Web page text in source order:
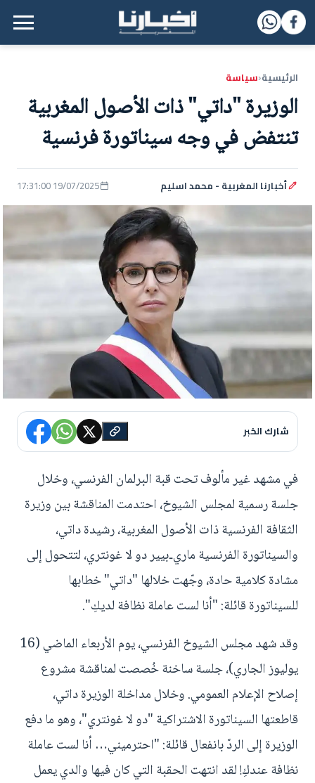
القائمة الرئيسية
الرئيسية‹سياسة
الوزيرة "داتي" ذات الأصول المغربية
تنتفض في وجه سيناتورة فرنسية
أخبارنا المغربية - محمد اسليم 19/07/2025 17:31:00
شارك الخبر
في مشهد غير مألوف تحت قبة البرلمان الفرنسي، وخلال
جلسة رسمية لمجلس الشيوخ، احتدمت المناقشة بين وزيرة
الثقافة الفرنسية ذات الأصول المغربية، رشيدة داتي،
والسيناتورة الفرنسية ماري‑بيير دو لا غونتري، لتتحول إلى
مشادة كلامية حادة، وجّهت خلالها "داتي" خطابها
للسيناتورة قائلة: "أنا لست عاملة نظافة لديكِ".
وقد شهد مجلس الشيوخ الفرنسي، يوم الأربعاء الماضي (16
يوليوز الجاري)، جلسة ساخنة خُصصت لمناقشة مشروع
إصلاح الإعلام العمومي. وخلال مداخلة الوزيرة داتي،
قاطعتها السيناتورة الاشتراكية "دو لا غونتري"، وهو ما دفع
الوزيرة إلى الردّ بانفعال قائلة: "احترميني… أنا لست عاملة
نظافة عندكِ! لقد انتهت الحقبة التي كان فيها والدي يعمل